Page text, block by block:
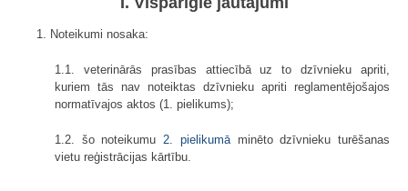
1. Noteikumi nosaka:
1.1. veterinārās prasības attiecībā uz to dzīvnieku apriti,
kuriem tās nav noteiktas dzīvnieku apriti reglamentējošajos
normatīvajos aktos (1. pielikums);
1.2. šo noteikumu 2. pielikumāminēto dzīvnieku turēšanas
vietu reģistrācijas kārtību.